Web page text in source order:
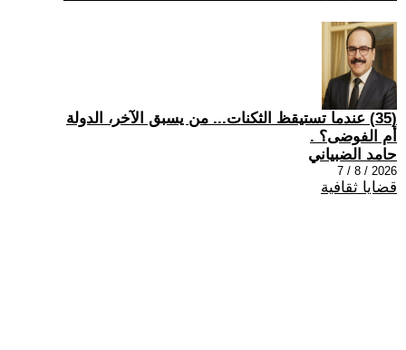
(35) عندما تستيقظ الثكنات... من يسبق الآخر، الدولة
أم الفوضى؟ .
حامد الضبياني
2026 / 8 / 7
قضايا ثقافية